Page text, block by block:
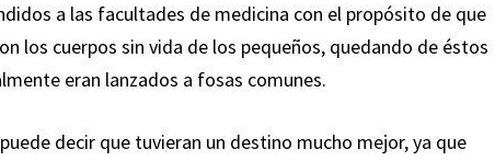
a las facultades de medicina con el propósito de que
los cuerpos sin vida de los pequeños, quedando de éstos
eran lanzados a fosas comunes.
decir que tuvieran un destino mucho mejor, ya que